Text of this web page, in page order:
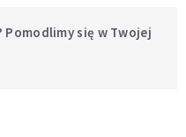
się w Twojej